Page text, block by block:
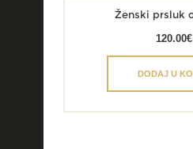
Ženski prsluk
120.00€
DODAJ U